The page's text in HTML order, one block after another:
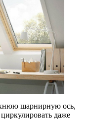
шарнирную ось,
даже